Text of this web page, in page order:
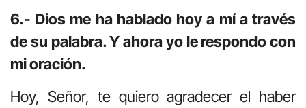
6.- Dios me ha hablado hoy a mí a través
de su palabra. Y ahora yo le respondo con
mi oración.
Hoy, Señor, te quiero agradecer el haber